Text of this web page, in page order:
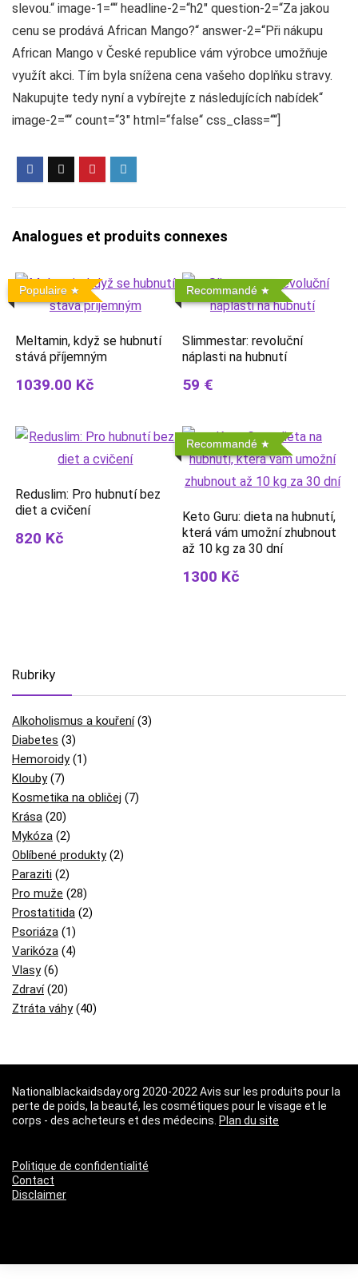
slevou.“ image-1=““ headline-2=“h2″ question-2=“Za jakou
cenu se prodává African Mango?“ answer-2=“Při nákupu
African Mango v České republice vám výrobce umožňuje
využít akci. Tím byla snížena cena vašeho doplňku stravy.
Nakupujte tedy nyní a vybírejte z následujících nabídek“
image-2=““ count=“3″ html=“false“ css_class=““]
Analogues et produits connexes
Populaire
Meltamin, když se hubnutí
stává příjemným
1039.00 Kč
Recommandé
Slimmestar: revoluční
náplasti na hubnutí
59 €
Reduslim: Pro hubnutí bez
diet a cvičení
820 Kč
Recommandé
Keto Guru: dieta na hubnutí,
která vám umožní zhubnout
až 10 kg za 30 dní
1300 Kč
Rubriky
Alkoholismus a kouření(3)
Diabetes (3)
Hemoroidy(1)
Klouby(7)
Kosmetika na obličej (7)
Krása (20)
Mykóza (2)
Oblíbené produkty(2)
Paraziti (2)
Pro muže (28)
Prostatitida (2)
Psoriáza (1)
Varikóza (4)
Vlasy(6)
Zdraví(20)
Ztráta váhy(40)
Nationalblackaidsday.org 2020-2022 Avis sur les produits pour la
perte de poids, la beauté, les cosmétiques pour le visage et le
corps - des acheteurs et des médecins. Plan du site
Politique de confidentialité
Contact
Disclaimer